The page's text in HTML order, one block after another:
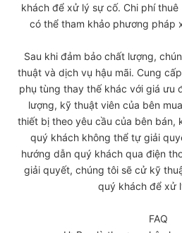
khách để xử lý sự cố. Chi phí
có thể tham khảo phương pháp
Sau khi đảm bảo chất lượng,
thuật và dịch vụ hậu mãi. Cung
phụ tùng thay thế khác với giá ưu
lượng, kỹ thuật viên của bên
thiết bị theo yêu cầu của bên bán,
quý khách không thể tự giải
hướng dẫn quý khách qua điện
giải quyết, chúng tôi sẽ cử kỹ
quý khách để xử
FAQ